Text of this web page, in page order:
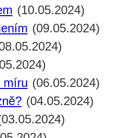
(10.05.2024)
(09.05.2024)
míru (06.05.2024)
(04.05.2024)